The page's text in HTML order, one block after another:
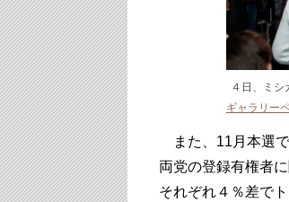
４日、ミシ
ギャラリー
また、11月本選
両党の登録有権者
それぞれ４％差で